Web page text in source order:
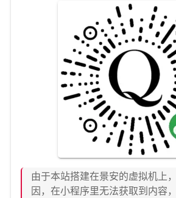
由于本站搭建在景安的虚拟机上
因，在小程序里无法获取到内容